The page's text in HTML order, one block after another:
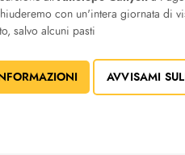
con un'intera giornata di
salvo alcuni pasti
AVVISAMI